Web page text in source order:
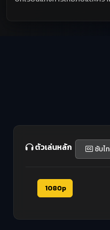
ตัวเล่นหลัก ซับไ
1080p